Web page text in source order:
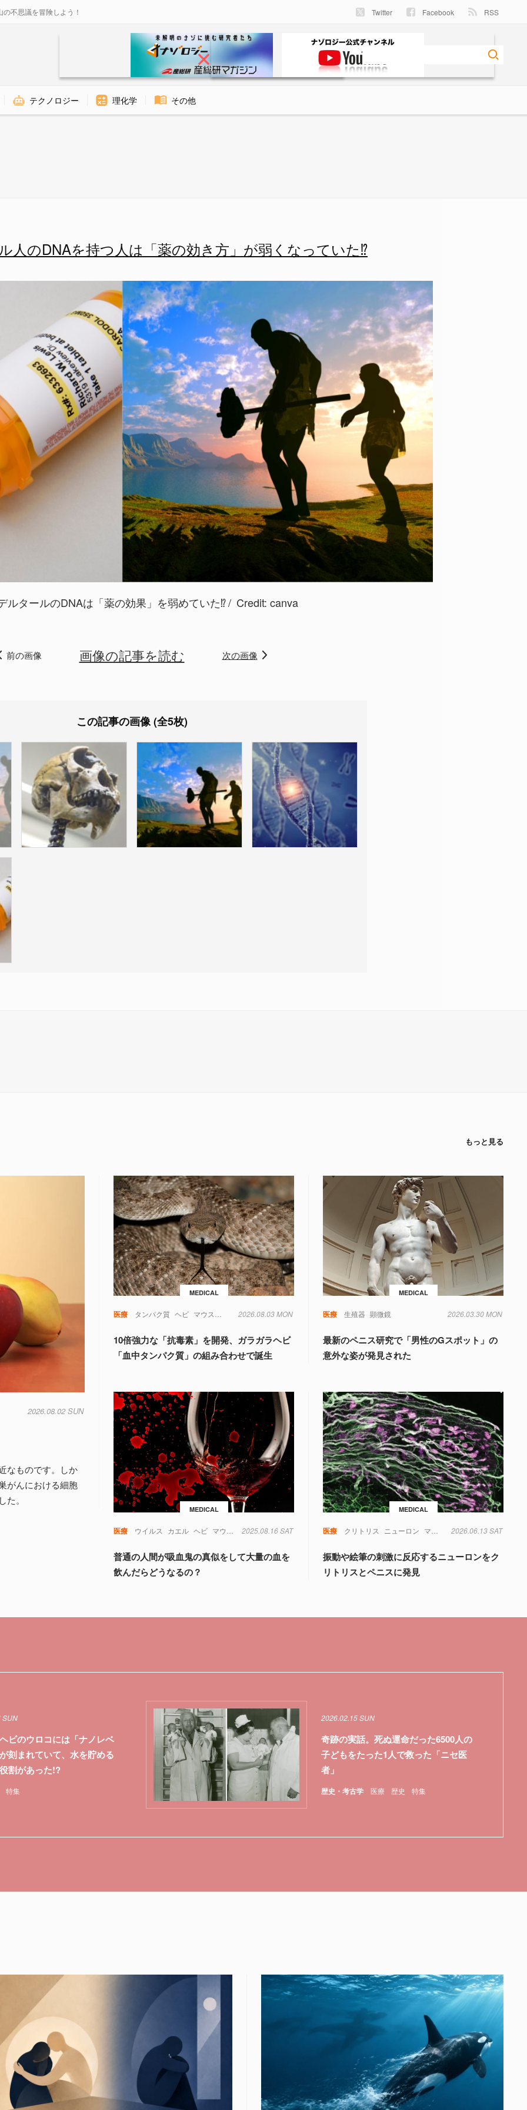
不思議を冒険しよう！ Twitter Facebook RSS
テクノロジー 理化学 その他
人のDNAを持つ人は「薬の効き方」が弱くなっていた⁉︎
ルタールのDNAは「薬の効果」を弱めていた⁉︎ Credit: canva
前の画像 画像の記事を読む 次の画像
この記事の画像 (全5枚)
もっと見る
2026.08.02 SUN
なものです。しか
がんにおける細胞
。
MEDICAL
医療 タンパク質 ヘビ マウス 実験 毒 遺伝子
2026.08.03 MON
10倍強力な「抗毒素」を開発、ガラガラヘビ
「血中タンパク質」の組み合わせで誕生
MEDICAL
医療 生殖器 顕微鏡 2026.03.30 MON
最新のペニス研究で「男性のGスポット」の
意外な姿が発見された
MEDICAL
医療 ウイルス カエル ヘビ マウス 免疫 毒 糖尿病 遺伝子
2025.08.16 SAT
普通の人間が吸血鬼の真似をして大量の血を
飲んだらどうなるの？
MEDICAL
医療 クリトリス ニューロン マウス 性科学
2026.06.13 SAT
振動や絵筆の刺激に反応するニューロンをク
リトリスとペニスに発見
特集
SUN
ビのウロコには「ナノレベ
刻まれていて、水を貯める
割があった!?
歴史・考古学 医療 歴史 特集
2026.02.15 SUN
奇跡の実話。死ぬ運命だった6500人の
子どもをたった1人で救った「ニセ医
者」